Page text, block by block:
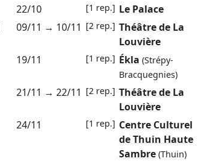
22/10 [1 rep.] Le Palace
09/11 → 10/11 [2 rep.] Théâtre de La
Louvière
19/11 [1 rep.] Ékla (Strépy-
Bracquegnies)
21/11 → 22/11 [2 rep.] Théâtre de La
Louvière
24/11 [1 rep.] Centre Culturel
de Thuin Haute
Sambre (Thuin)